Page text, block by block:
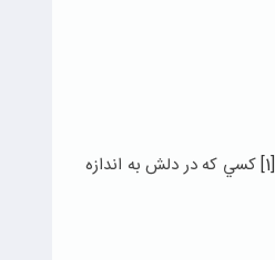
[1] كسي كه در دلش به اندازه‌